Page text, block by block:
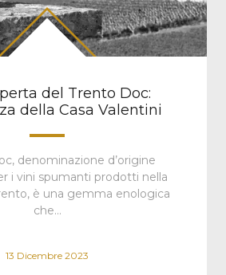
del Trento Doc:
della Casa Valentini
denominazione d’origine
i vini spumanti prodotti nella
è una gemma enologica
che…
13 Dicembre 2023